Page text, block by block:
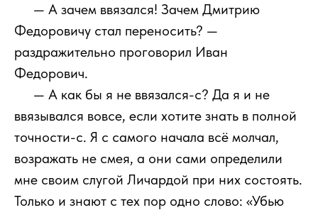
— А зачем ввязался! Зачем Дмитрию
Федоровичу стал переносить? —
раздражительно проговорил Иван
Федорович.
— А как бы я не ввязался-с? Да я и не
ввязывался вовсе, если хотите знать в полной
точности-с. Я с самого начала всё молчал,
возражать не смея, а они сами определили
мне своим слугой Личардой при них состоять.
Только и знают с тех пор одно слово: «Убью